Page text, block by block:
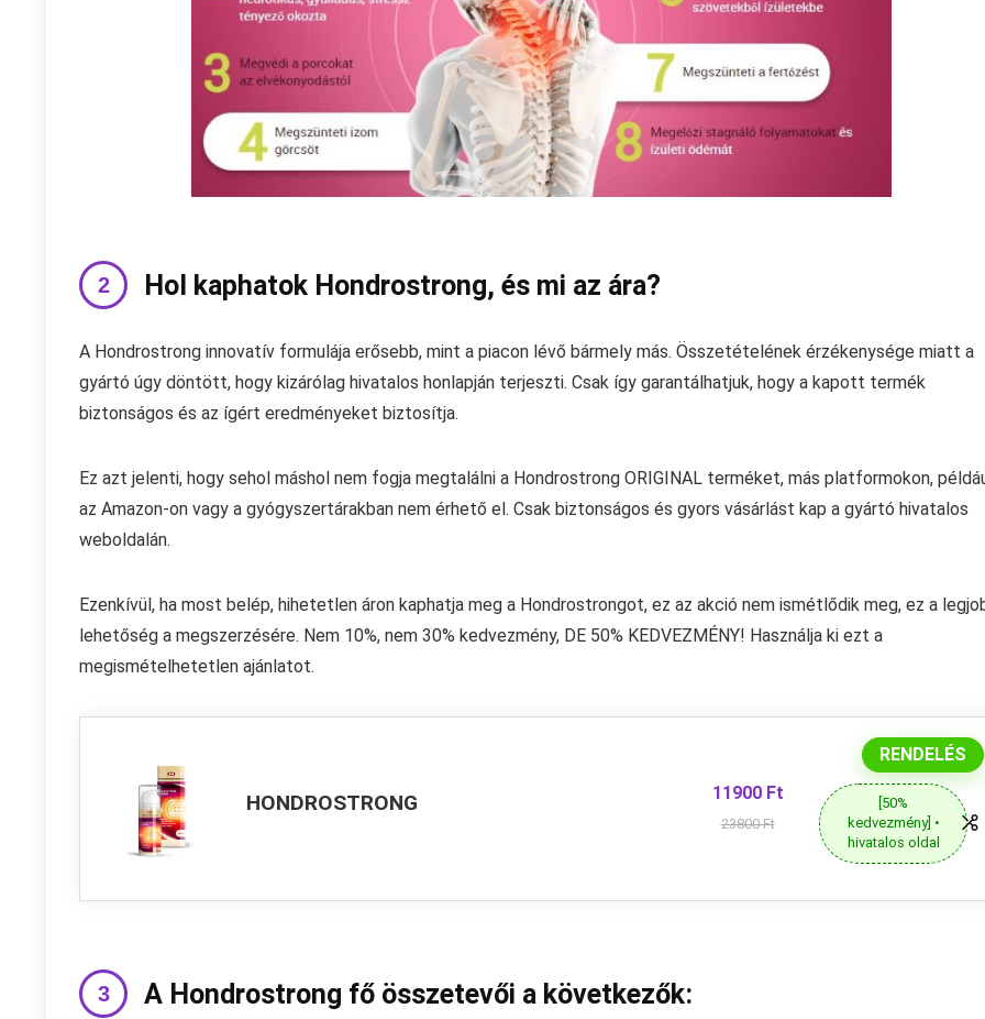
Hol kaphatok Hondrostrong, és mi az ára?
A Hondrostrong innovatív formulája erősebb, mint a piacon lévő bármely más. Összetételének érzékenysége miatt a
gyártó úgy döntött, hogy kizárólag hivatalos honlapján terjeszti. Csak így garantálhatjuk, hogy a kapott termék
biztonságos és az ígért eredményeket biztosítja.
Ez azt jelenti, hogy sehol máshol nem fogja megtalálni a Hondrostrong ORIGINAL terméket, más platformokon,
az Amazon-on vagy a gyógyszertárakban nem érhető el. Csak biztonságos és gyors vásárlást kap a gyártó hivatalos
weboldalán.
Ezenkívül, ha most belép, hihetetlen áron kaphatja meg a Hondrostrongot, ez az akció nem ismétlődik meg, ez a
lehetőség a megszerzésére. Nem 10%, nem 30% kedvezmény, DE 50% KEDVEZMÉNY! Használja ki ezt a
megismételhetetlen ajánlatot.
HONDROSTRONG 11900 Ft
23800 Ft
RENDELÉS
[50%
kedvezmény] •
hivatalos oldal
A Hondrostrong fő összetevői a következők: